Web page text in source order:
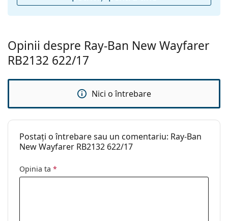
curățat:
Altele
Ochelari de soare
Brand:
Ray-Ban
Cod:
RB2132 622/17 55
dioptrii:
Opinii despre Ray-Ban New Wayfarer
RB2132 622/17
Nici o întrebare
Postați o întrebare sau un comentariu: Ray-Ban
New Wayfarer RB2132 622/17
Opinia ta *